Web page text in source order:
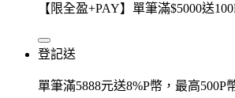
【限全盈+PAY】單筆滿$5000送
登記送
單筆滿5888元送8%P幣，最高500P